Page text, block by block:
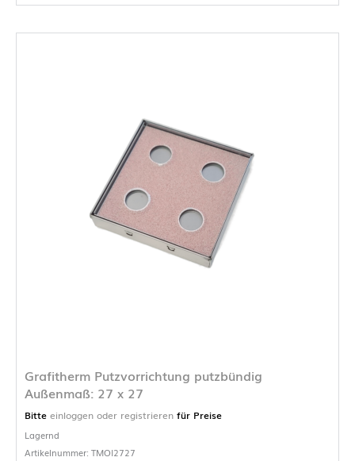
Grafitherm Putzvorrichtung putzbündig
Außenmaß: 27 x 27
Bitte einloggen oder registrieren für Preise
Lagernd
Artikelnummer: TMOI2727